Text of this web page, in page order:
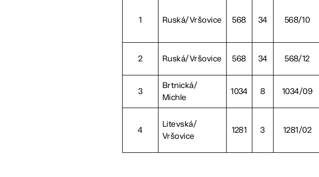
1 Ruská/Vršovice 568 34 568/10
2 Ruská/Vršovice 568 34 568/12
3
Brtnická/
Michle
1034 8 1034/09
4
Litevská/
Vršovice
1281 3 1281/02